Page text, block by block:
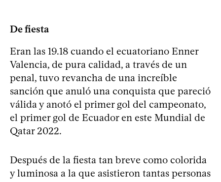
De fiesta
Eran las 19.18 cuando el ecuatoriano Enner
Valencia, de pura calidad, a través de un
penal, tuvo revancha de una increíble
sanción que anuló una conquista que pareció
válida y anotó el primer gol del campeonato,
el primer gol de Ecuador en este Mundial de
Qatar 2022.
Después de la fiesta tan breve como colorida
y luminosa a la que asistieron tantas personas